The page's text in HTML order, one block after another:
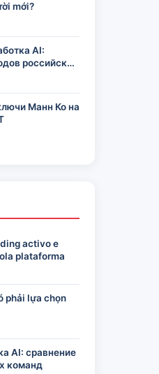
mới?
AI:
российских
Манн Ко на
activo e
plataforma
phải lựa chọn
AI: сравнение
команд